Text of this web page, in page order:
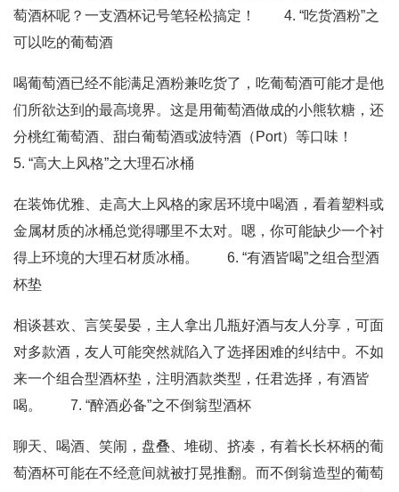
萄酒杯呢？一支酒杯记号笔轻松搞定！ 4. “吃货酒粉”之
可以吃的葡萄酒
喝葡萄酒已经不能满足酒粉兼吃货了，吃葡萄酒可能才是他
们所欲达到的最高境界。这是用葡萄酒做成的小熊软糖，还
分桃红葡萄酒、甜白葡萄酒或波特酒（Port）等口味！
5. “高大上风格”之大理石冰桶
在装饰优雅、走高大上风格的家居环境中喝酒，看着塑料或
金属材质的冰桶总觉得哪里不太对。嗯，你可能缺少一个衬
得上环境的大理石材质冰桶。 6. “有酒皆喝”之组合型酒
杯垫
相谈甚欢、言笑晏晏，主人拿出几瓶好酒与友人分享，可面
对多款酒，友人可能突然就陷入了选择困难的纠结中。不如
来一个组合型酒杯垫，注明酒款类型，任君选择，有酒皆
喝。 7. “醉酒必备”之不倒翁型酒杯
聊天、喝酒、笑闹，盘叠、堆砌、挤凑，有着长长杯柄的葡
萄酒杯可能在不经意间就被打晃推翻。而不倒翁造型的葡萄